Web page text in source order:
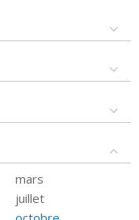
mars
juillet